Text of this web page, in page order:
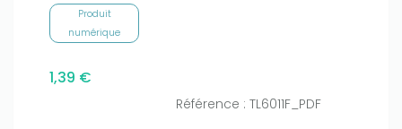
Produit
numérique
1,39 €
Référence : TL6011F_PDF